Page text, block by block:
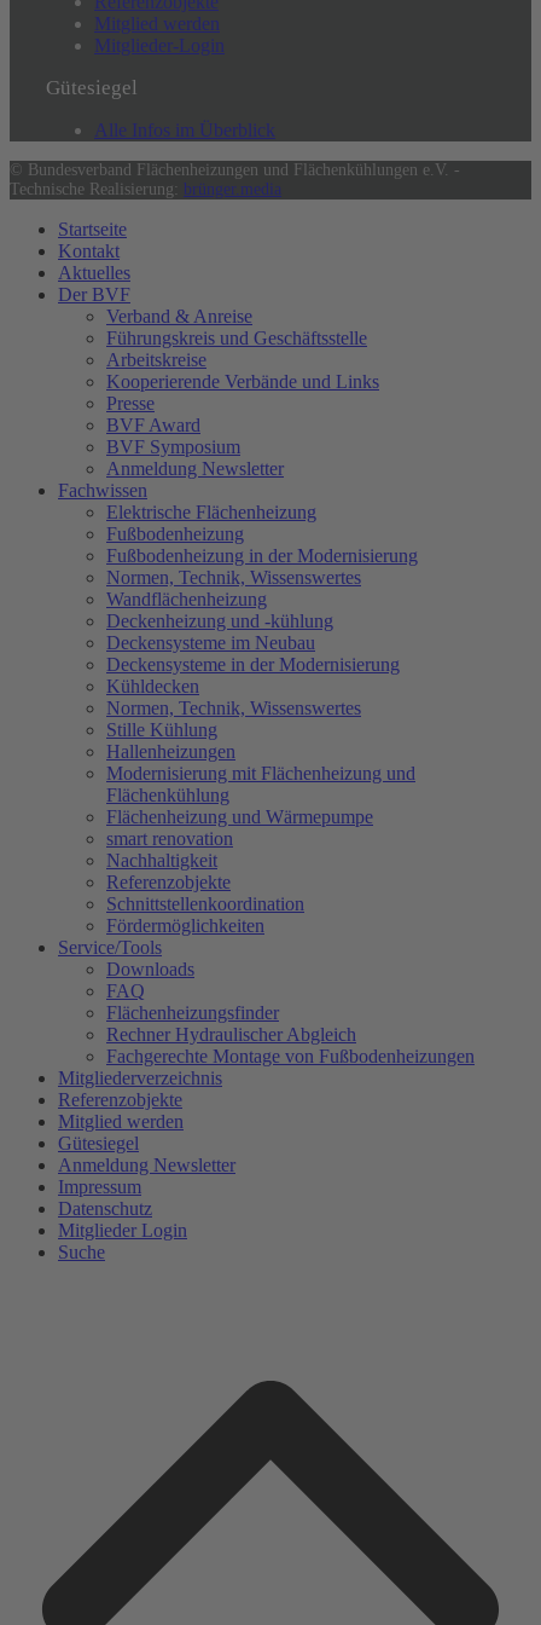
Mitglied werden
Mitglieder-Login
Gütesiegel
Alle Infos im Überblick
© Bundesverband Flächenheizungen und Flächenkühlungen e.V. -
Technische Realisierung: brünger.media
Startseite
Kontakt
Aktuelles
Der BVF
Verband & Anreise
Führungskreis und Geschäftsstelle
Arbeitskreise
Kooperierende Verbände und Links
Presse
BVF Award
BVF Symposium
Anmeldung Newsletter
Fachwissen
Elektrische Flächenheizung
Fußbodenheizung
Fußbodenheizung in der Modernisierung
Normen, Technik, Wissenswertes
Wandflächenheizung
Deckenheizung und -kühlung
Deckensysteme im Neubau
Deckensysteme in der Modernisierung
Kühldecken
Normen, Technik, Wissenswertes
Stille Kühlung
Hallenheizungen
Modernisierung mit Flächenheizung und
Flächenkühlung
Flächenheizung und Wärmepumpe
smart renovation
Nachhaltigkeit
Referenzobjekte
Schnittstellenkoordination
Fördermöglichkeiten
Service/Tools
Downloads
FAQ
Flächenheizungsfinder
Rechner Hydraulischer Abgleich
Fachgerechte Montage von Fußbodenheizungen
Mitgliederverzeichnis
Referenzobjekte
Mitglied werden
Gütesiegel
Anmeldung Newsletter
Impressum
Datenschutz
Mitglieder Login
Suche